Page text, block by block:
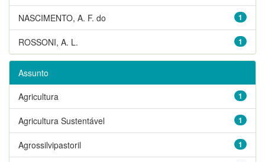
1
NASCIMENTO, A. F. do
1
ROSSONI, A. L.
Assunto
1
Agricultura
1
Agricultura Sustentável
1
Agrossilvipastoril